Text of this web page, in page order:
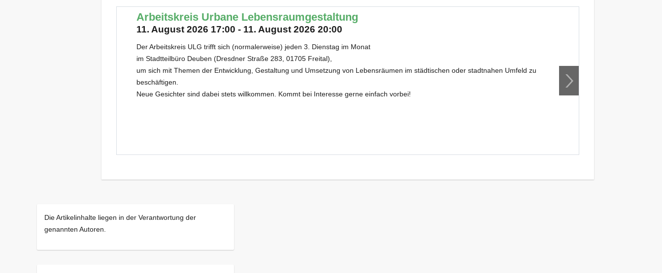
Arbeitskreis Urbane Lebensraumgestaltung
11. August 2026 17:00 - 11. August 2026 20:00
Der Arbeitskreis ULG trifft sich (normalerweise) jeden 3. Dienstag im Monat
im Stadtteilbüro Deuben (Dresdner Straße 283, 01705 Freital),
um sich mit Themen der Entwicklung, Gestaltung und Umsetzung von Lebensräumen im städtischen oder stadtnahen Umfeld zu
beschäftigen.
Neue Gesichter sind dabei stets willkommen. Kommt bei Interesse gerne einfach vorbei!
Die Artikelinhalte liegen in der Verantwortung der
genannten Autoren.